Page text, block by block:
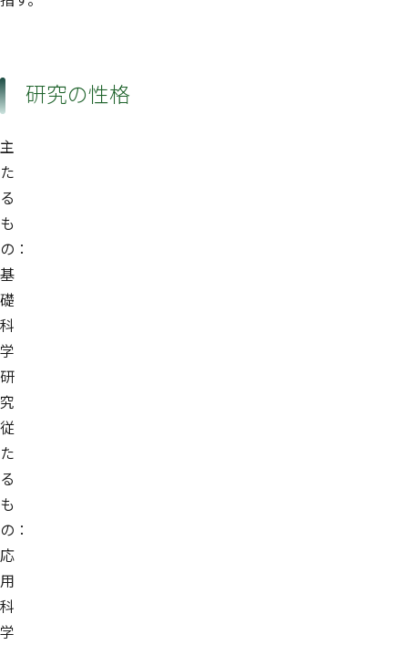
研究の性格
主
た
る
も
の：
基
礎
科
学
研
究
従
た
る
も
の：
応
用
科
学